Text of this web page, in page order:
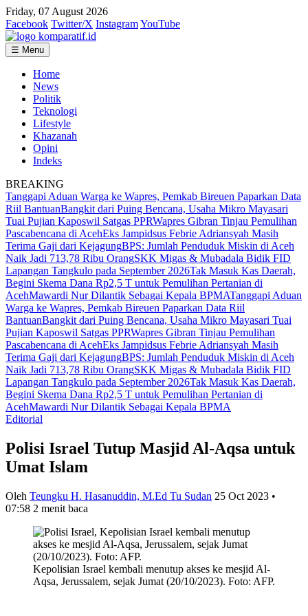
Friday, 07 August 2026
Facebook Twitter/X InstagramYouTube
☰ Menu
Home
News
Politik
Teknologi
Lifestyle
Khazanah
Opini
Indeks
BREAKING
Tanggapi Aduan Warga ke Wapres, Pemkab Bireuen Paparkan Data
Riil BantuanBangkit dari Puing Bencana, Usaha Mikro Mayasari
Tuai Pujian Kaposwil Satgas PPRWapres Gibran Tinjau Pemulihan
Pascabencana di AcehEks Jampidsus Febrie Adriansyah Masih
Terima Gaji dari KejagungBPS: Jumlah Penduduk Miskin di Aceh
Naik Jadi 713,78 Ribu OrangSKK Migas & Mubadala Bidik FID
Lapangan Tangkulo pada September 2026Tak Masuk Kas Daerah,
Begini Skema Dana Rp2,5 T untuk Pemulihan Pertanian di
AcehMawardi Nur Dilantik Sebagai Kepala BPMATanggapi Aduan
Warga ke Wapres, Pemkab Bireuen Paparkan Data Riil
BantuanBangkit dari Puing Bencana, Usaha Mikro Mayasari Tuai
Pujian Kaposwil Satgas PPRWapres Gibran Tinjau Pemulihan
Pascabencana di AcehEks Jampidsus Febrie Adriansyah Masih
Terima Gaji dari KejagungBPS: Jumlah Penduduk Miskin di Aceh
Naik Jadi 713,78 Ribu OrangSKK Migas & Mubadala Bidik FID
Lapangan Tangkulo pada September 2026Tak Masuk Kas Daerah,
Begini Skema Dana Rp2,5 T untuk Pemulihan Pertanian di
AcehMawardi Nur Dilantik Sebagai Kepala BPMA
Editorial
Polisi Israel Tutup Masjid Al-Aqsa untuk
Umat Islam
Oleh Teungku H. Hasanuddin, M.Ed Tu Sudan 25 Oct 2023 •
07:58 2 menit baca
Kepolisian Israel kembali menutup akses ke mesjid Al-
Aqsa, Jerussalem, sejak Jumat (20/10/2023). Foto: AFP.